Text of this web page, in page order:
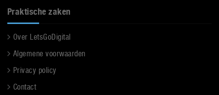
Praktische zaken
Over LetsGoDigital
Algemene voorwaarden
Privacy policy
Contact